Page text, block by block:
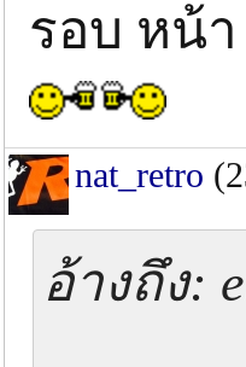
รอบ หน้
nat_retro
อ้างถึง: